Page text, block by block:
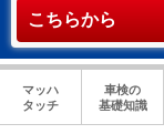
こちらから
マッハ
タッチ
車検の
基礎知識